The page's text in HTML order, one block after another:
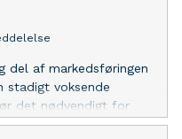
del af markedsføringen
stadigt voksende
det nødvendigt for
på de sociale